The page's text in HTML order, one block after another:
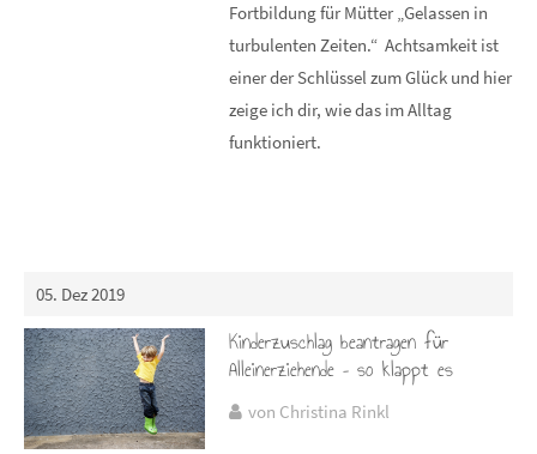
Fortbildung für Mütter „Gelassen in
turbulenten Zeiten.“ Achtsamkeit ist
einer der Schlüssel zum Glück und hier
zeige ich dir, wie das im Alltag
funktioniert.
05. Dez 2019
Kinderzuschlag beantragen für
Alleinerziehende – so klappt es
von Christina Rinkl